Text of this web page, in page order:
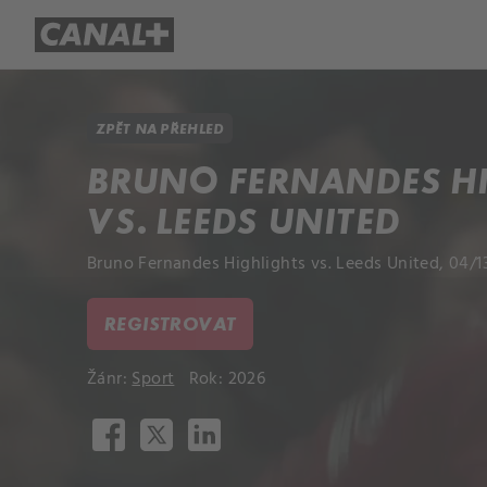
ZPĚT NA PŘEHLED
BRUNO FERNANDES
VS. LEEDS UNITED
Bruno Fernandes Highlights vs. Leeds United, 04/
REGISTROVAT
Žánr:Sport Rok: 2026